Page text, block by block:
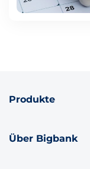
Produkte
Über Bigbank